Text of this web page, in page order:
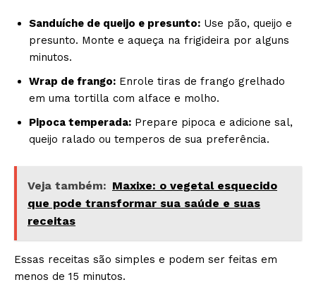
Sanduíche de queijo e presunto: Use pão, queijo e
presunto. Monte e aqueça na frigideira por alguns
minutos.
Wrap de frango: Enrole tiras de frango grelhado
em uma tortilla com alface e molho.
Pipoca temperada: Prepare pipoca e adicione sal,
queijo ralado ou temperos de sua preferência.
Veja também: Maxixe: o vegetal esquecido
que pode transformar sua saúde e suas
receitas
Essas receitas são simples e podem ser feitas em
menos de 15 minutos.